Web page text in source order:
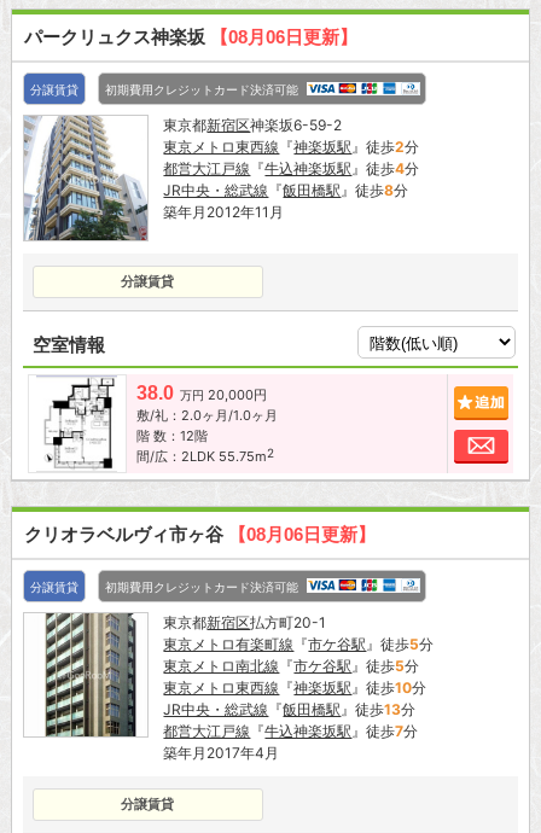
パークリュクス神楽坂 【08月06日更新】
分譲賃貸 初期費用クレジットカード決済可能
東京都新宿区神楽坂6-59-2
東京メトロ東西線 『神楽坂駅』徒歩2分
都営大江戸線 『牛込神楽坂駅』徒歩4分
JR中央・総武線 『飯田橋駅』徒歩8分
築年月2012年11月
分譲賃貸
空室情報
38.0 万円 20,000円
敷/礼：2.0ヶ月/1.0ヶ月
階 数：12階
間/広：2LDK 55.75m2
お
クリオラベルヴィ市ヶ谷 【08月06日更新】
分譲賃貸 初期費用クレジットカード決済可能
東京都新宿区払方町20-1
東京メトロ有楽町線 『市ケ谷駅 』徒歩5分
東京メトロ南北線 『市ケ谷駅 』徒歩5分
東京メトロ東西線 『神楽坂駅 』徒歩10分
JR中央・総武線 『飯田橋駅 』徒歩13分
都営大江戸線 『牛込神楽坂駅 』徒歩7分
築年月2017年4月
分譲賃貸